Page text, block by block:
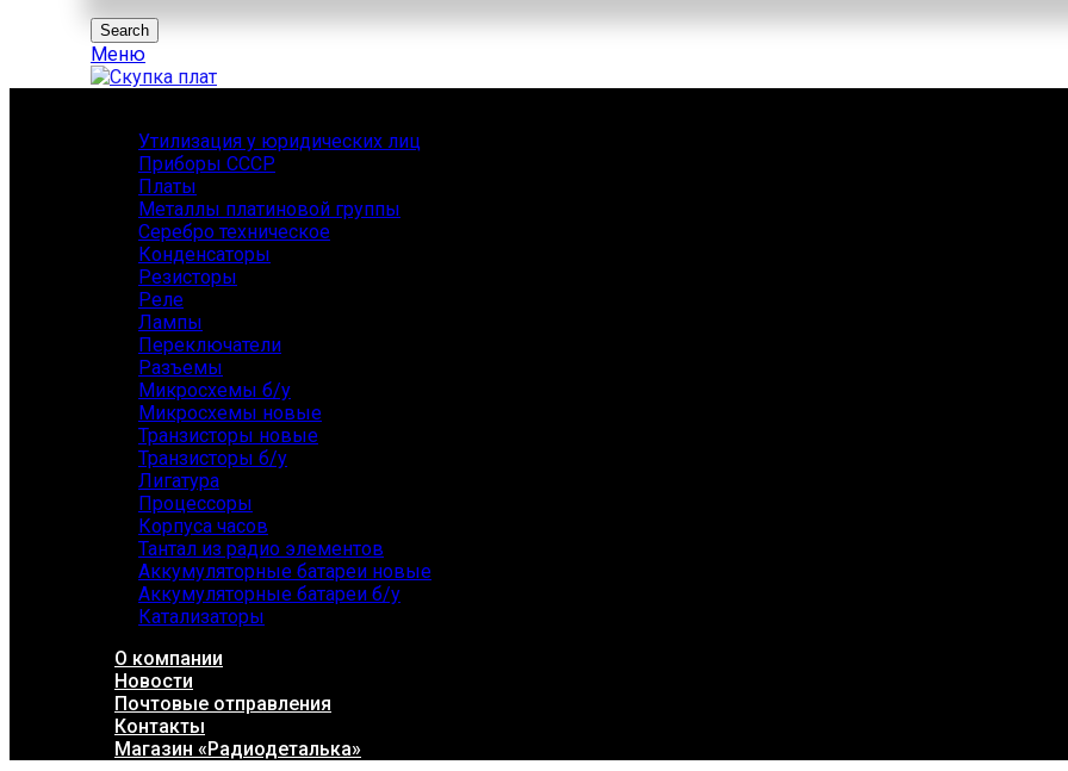
Search
Меню
Утилизация у юридических лиц
Приборы СССР
Платы
Металлы платиновой группы
Серебро техническое
Конденсаторы
Резисторы
Реле
Лампы
Переключатели
Разъемы
Микросхемы б/у
Микросхемы новые
Транзисторы новые
Транзисторы б/у
Лигатура
Процессоры
Корпуса часов
Тантал из радио элементов
Аккумуляторные батареи новые
Аккумуляторные батареи б/у
Катализаторы
О компании
Новости
Почтовые отправления
Контакты
Магазин «Радиодеталька»